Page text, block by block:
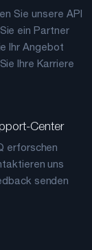
Sie unsere API
ein Partner
Ihr Angebot
Ihre Karriere
Center
erforschen
uns
senden